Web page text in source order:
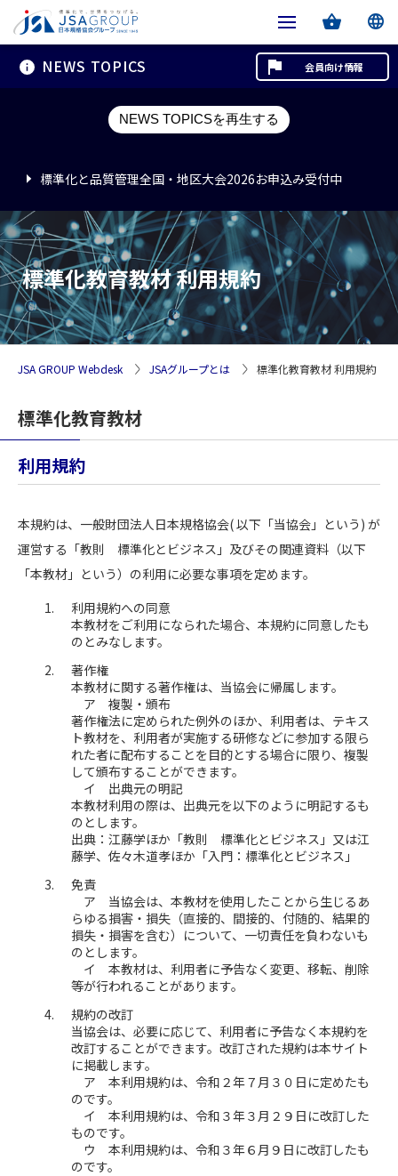
NEWS TOPICS
NEWS TOPICSを再生する
標準化と品質管理全国・地区大会2026お申込み受付中
標準化と品質管理全国・地区大会2026お申込み受付中
標準化と品質管理全国・地区大会2026お申込み受付中
会員向け情報
標準化教育教材 利用規約
JSA GROUP Webdesk JSAグループとは 標準化教育教材 利用規約
標準化教育教材
利用規約
本規約は、一般財団法人日本規格協会( 以下「当協会」という) が
運営する「教則 標準化とビジネス」及びその関連資料（以下
「本教材」という）の利用に必要な事項を定めます。
利用規約への同意
本教材をご利用になられた場合、本規約に同意したも
のとみなします。
著作権
本教材に関する著作権は、当協会に帰属します。
ア 複製・頒布
著作権法に定められた例外のほか、利用者は、テキス
ト教材を、利用者が実施する研修などに参加する限ら
れた者に配布することを目的とする場合に限り、複製
して頒布することができます。
イ 出典元の明記
本教材利用の際は、出典元を以下のように明記するも
のとします。
出典：江藤学ほか「教則 標準化とビジネス」又は江
藤学、佐々木道孝ほか「入門：標準化とビジネス」
免責
ア 当協会は、本教材を使用したことから生じるあ
らゆる損害・損失（直接的、間接的、付随的、結果的
損失・損害を含む）について、一切責任を負わないも
のとします。
イ 本教材は、利用者に予告なく変更、移転、削除
等が行われることがあります。
規約の改訂
当協会は、必要に応じて、利用者に予告なく本規約を
改訂することができます。改訂された規約は本サイト
に掲載します。
ア 本利用規約は、令和２年７月３０日に定めたも
のです。
イ 本利用規約は、令和３年３月２９日に改訂した
ものです。
ウ 本利用規約は、令和３年６月９日に改訂したも
のです。